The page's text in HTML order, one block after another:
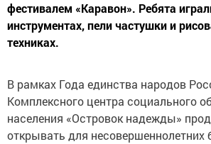
фестивалем «Каравон». Ребята
инструментах, пели частушки и
техниках.
В рамках Года единства народов
Комплексного центра социального
населения «Островок надежды»
открывать для несовершеннолетних